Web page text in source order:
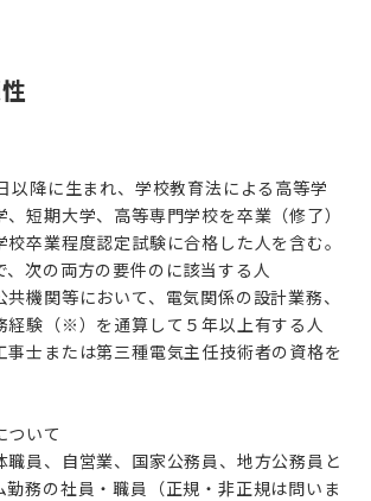
以降に生まれ、学校教育法による高等学
短期大学、高等専門学校を卒業（修了）
校卒業程度認定試験に合格した人を含む。
次の両方の要件のに該当する人
機関等において、電気関係の設計業務、
経験（※）を通算して５年以上有する人
事士または第三種電気主任技術者の資格を
いて
員、自営業、国家公務員、地方公務員と
勤務の社員・職員（正規・非正規は問いま